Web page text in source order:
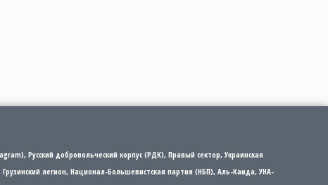
Русский добровольческий корпус (РДК), Правый сектор, Украинская
легион, Национал-Большевистская партия (НБП), Аль-Каида, УНА-